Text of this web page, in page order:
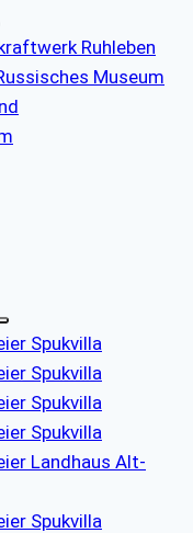
Ruhleben
Museum
Spukvilla
Spukvilla
Spukvilla
Spukvilla
Landhaus Alt-
Spukvilla